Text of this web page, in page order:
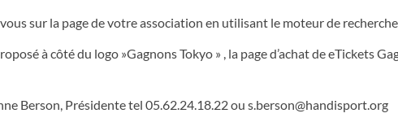
sur la page de votre association en utilisant le moteur de recherche
à côté du logo »Gagnons Tokyo » , la page d’achat de eTickets
Berson, Présidente tel 05.62.24.18.22 ou s.berson@handisport.org